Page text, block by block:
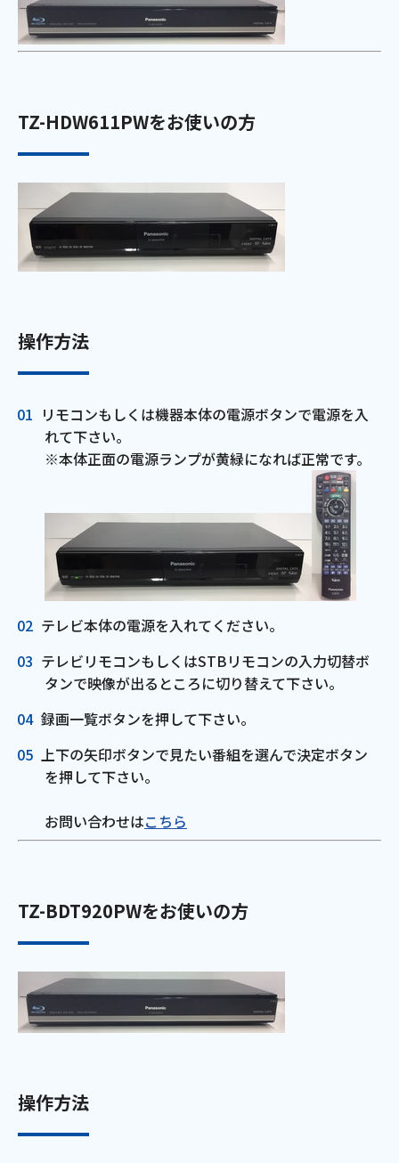
対応エリア
お電話でのお問い合わせ
おトクなプラン
会社案内
お知らせ
ウェブサイトのご利用について
安全・安心マーク
放送番組審議会議事録
情報セキュリティ基本方針
TZ-HDW611PWをお使いの方
操作方法
リモコンもしくは機器本体の電源ボタンで電源を入
れて下さい。
※本体正面の電源ランプが黄緑になれば正常です。
テレビ本体の電源を入れてください。
テレビリモコンもしくはSTBリモコンの入力切替ボ
タンで映像が出るところに切り替えて下さい。
録画一覧ボタンを押して下さい。
上下の矢印ボタンで見たい番組を選んで決定ボタン
を押して下さい。
お問い合わせはこちら
TZ-BDT920PWをお使いの方
操作方法